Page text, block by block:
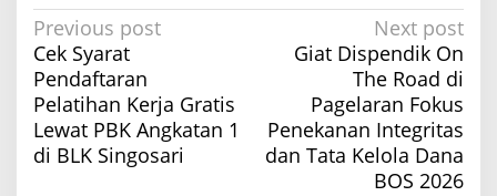
P
o
s
t
n
Previous post
Cek Syarat
Pendaftaran
Pelatihan Kerja Gratis
Lewat PBK Angkatan 1
di BLK Singosari
Next post
Giat Dispendik On
The Road di
Pagelaran Fokus
Penekanan Integritas
dan Tata Kelola Dana
BOS 2026